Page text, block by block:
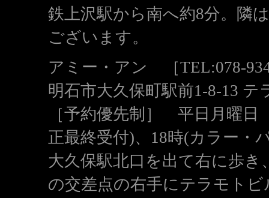
鉄上沢駅から南へ約8分。隣
ございます。
アミー・アン ［TEL:078-
明石市大久保町駅前1-8-13 テ
［予約優先制］ 平日月曜
正最終受付)、18時(カラー・
大久保駅北口を出て右に歩
の交差点の右手にテラモト